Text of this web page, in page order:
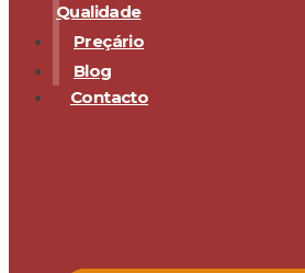
Qualidade
Preçário
Blog
Contacto